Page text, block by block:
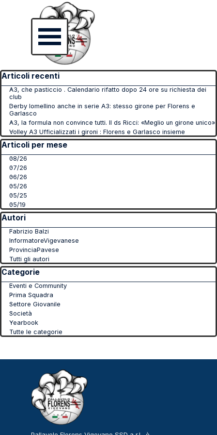
Salta menù
Salta blocco Articoli recenti
Articoli recenti
A3, che pasticcio . Calendario rifatto dopo 24 ore su richiesta dei
club
Derby lomellino anche in serie A3: stesso girone per Florens e
Garlasco
A3, la formula non convince tutti. Il ds Ricci: «Meglio un girone unico»
Volley A3 Ufficializzati i gironi : Florens e Garlasco insieme
Salta blocco Articoli per mese
Articoli per mese
08/26
07/26
06/26
05/26
05/25
05/19
Salta blocco Autori
Autori
Fabrizio Balzi
InformatoreVigevanese
ProvinciaPavese
Tutti gli autori
Salta blocco Categorie
Categorie
Eventi e Community
Prima Squadra
Settore Giovanile
Società
Yearbook
Tutte le categorie